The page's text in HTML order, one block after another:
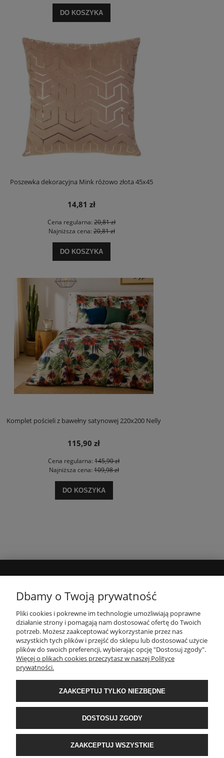
DO KOSZYKA
Poszewka dekoracyjna Mink różowo złota 45x45
14,81 zł
Cena regularna: 20,81 zł
Najniższa cena:20,81 zł
DO KOSZYKA
Komplet pościeli z bawełny satynowej 220x200 Nelly
115,90 zł
Cena regularna: 145,90 zł
Najniższa cena:109,98 zł
DO KOSZYKA
INFORMACJE
PŁATNOŚCI I DOSTAWA
O NAS
POPULARNE KATEGORIE
Krakowska 201, 34-124 Klecza Dolna, woj. małopolskie | e-mail:
ekomax.pl| telefon:507 086 377
Dbamy o Twoją prywatność
Pliki cookies i pokrewne im technologie umożliwiają poprawne
działanie strony i pomagają nam dostosować ofertę do Twoich
potrzeb. Możesz zaakceptować wykorzystanie przez nas
wszystkich tych plików i przejść do sklepu lub dostosować użycie
plików do swoich preferencji, wybierając opcję "Dostosuj zgody".
Więcej o plikach cookies przeczytasz w naszej Polityce
prywatności.
ZAAKCEPTUJ TYLKO NIEZBĘDNE
DOSTOSUJ ZGODY
ZAAKCEPTUJ WSZYSTKIE